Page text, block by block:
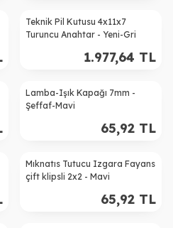
Teknik Pil Kutusu 4x11x7
Turuncu Anahtar - Yeni-Gri
1.977,64 TL
Lamba-Işık Kapağı 7mm -
Şeffaf-Mavi
65,92 TL
Mıknatıs Tutucu Izgara Fayans
çift klipsli 2x2 - Mavi
65,92 TL